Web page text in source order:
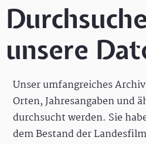
unsere
Unser umfangreiches
Orten, Jahresangaben und
durchsucht werden. Sie
dem Bestand der